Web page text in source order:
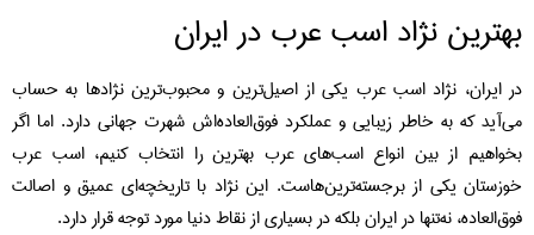
بهترین نژاد اسب عرب در ایران
در ایران، نژاد اسب عرب یکی از اصیل‌ترین و محبوب‌ترین نژادها به حساب
می‌آید که به خاطر زیبایی و عملکرد فوق‌العاده‌اش شهرت جهانی دارد. اما اگر
بخواهیم از بین انواع اسب‌های عرب بهترین را انتخاب کنیم، اسب عرب
خوزستان یکی از برجسته‌ترین‌هاست. این نژاد با تاریخچه‌ای عمیق و اصالت
فوق‌العاده، نه‌تنها در ایران بلکه در بسیاری از نقاط دنیا مورد توجه قرار دارد.